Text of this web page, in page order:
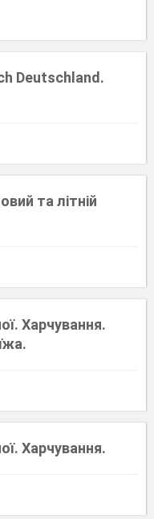
Deutschland.
та літній
Харчування.
Харчування.